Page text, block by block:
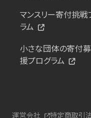
マンスリー寄付挑戦
ラム
小さな団体の寄付
援プログラム
運営会社 特定商取引